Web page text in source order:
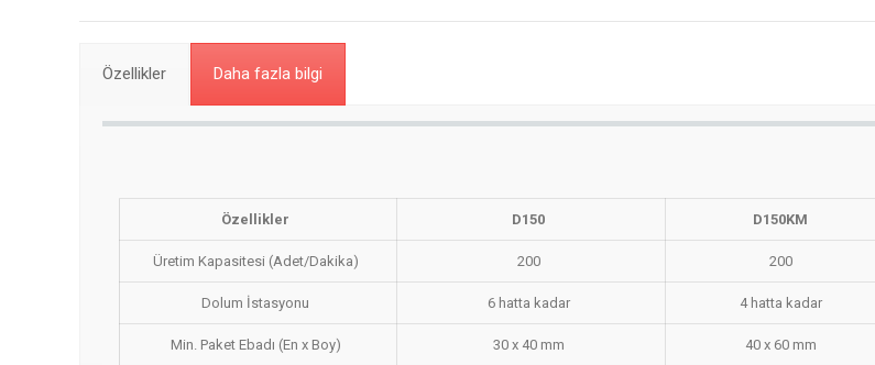
Özellikler Daha fazla bilgi
Özellikler D150 D150KM
Üretim Kapasitesi (Adet/Dakika) 200 200
Dolum İstasyonu 6 hatta kadar 4 hatta kadar
Min. Paket Ebadı (En x Boy) 30 x 40 mm 40 x 60 mm